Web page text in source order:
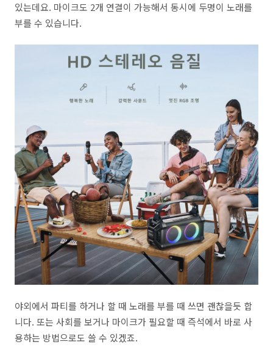
있는데요. 마이크도 2개 연결이 가능해서 동시에 두명이 노래를
부를 수 있습니다.
야외에서 파티를 하거나 할 때 노래를 부를 때 쓰면 괜찮을듯 합
니다. 또는 사회를 보거나 마이크가 필요할 때 즉석에서 바로 사
용하는 방법으로도 쓸 수 있겠죠.